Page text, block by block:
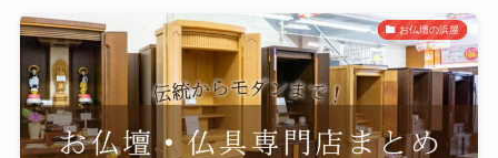
お仏壇の浜屋